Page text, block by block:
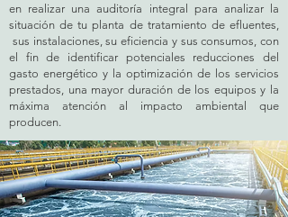
en realizar una auditoría integral para analizar la
situación de tu planta de tratamiento de efluentes,
sus instalaciones, su eficiencia y sus consumos, con
el fin de identificar potenciales reducciones del
gasto energético y la optimización de los servicios
prestados, una mayor duración de los equipos y la
máxima atención al impacto ambiental que
producen.